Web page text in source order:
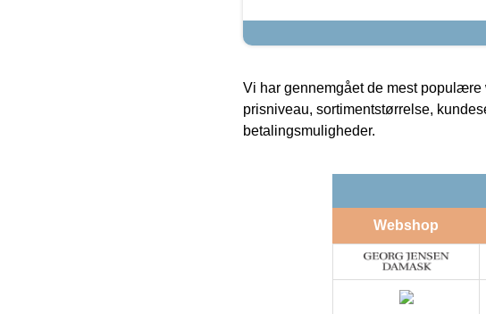
Vi har gennemgået de mest populære
prisniveau, sortimentstørrelse,
betalingsmuligheder.
Webshop